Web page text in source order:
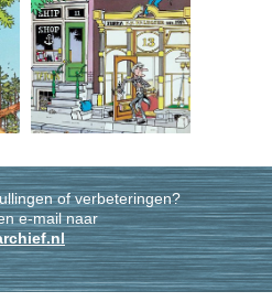
of verbeteringen?
e-mail naar